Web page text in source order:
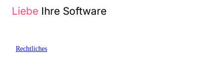
Liebe Ihre Software
Rechtliches